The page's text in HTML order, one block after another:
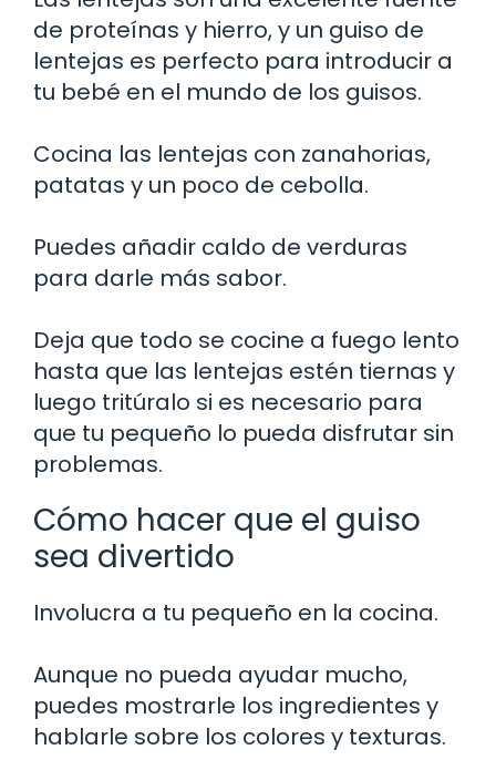
de proteínas y hierro, y un guiso de
lentejas es perfecto para introducir a
tu bebé en el mundo de los guisos.
Cocina las lentejas con zanahorias,
patatas y un poco de cebolla.
Puedes añadir caldo de verduras
para darle más sabor.
Deja que todo se cocine a fuego lento
hasta que las lentejas estén tiernas y
luego tritúralo si es necesario para
que tu pequeño lo pueda disfrutar sin
problemas.
Cómo hacer que el guiso
sea divertido
Involucra a tu pequeño en la cocina.
Aunque no pueda ayudar mucho,
puedes mostrarle los ingredientes y
hablarle sobre los colores y texturas.